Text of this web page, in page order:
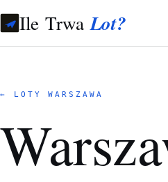
Ile TrwaLot?
← LOTY WARSZAWA